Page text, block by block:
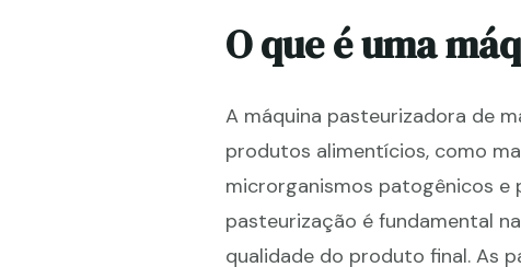
O que é uma
A máquina pasteurizadora de
produtos alimentícios, como
microrganismos patogênicos
pasteurização é fundamental
qualidade do produto final. As